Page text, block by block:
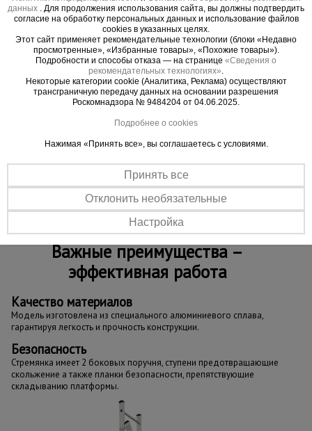
необходимости. Две алюминиевые планки
безопасности предохраняют платформу от
складывания, а специально сконструированные
ступени предотвращают скольжение. Широкая
траверса - гарантирует устойчивое положение
стремянки. Плоская задняя вертикальная опора
позволяет устанавливать платформу
максимально близко к необходимой
поверхности. Данная модель ориентирована на
отличается предельной простотой сборки и
разборки.
Важные преимущества –
эффективная работа
Качество материалов
Модель изготовлена из специального алюминиевого сплава,
гарантируя легкость и прочность конструкции.
Безопасность
Стремянка имеет 2 боковых поручня, ступени предотвращающие
скольжение а также планки безопасности, препятствующие
складыванию платформы.
данных . Для продолжения использования сайта, вы должны подтвердить
согласие на обработку персональных данных и использование файлов
cookies в указанных целях.
Этот сайт применяет рекомендательные технологии (блоки «Недавно
просмотренные», «Избранные товары», «Похожие товары»).
Подробности и способы отказа — на странице «Сведения о
рекомендательных технологиях».
Некоторые категории cookie (Аналитика, Реклама) осуществляют
трансграничную передачу данных на основании разрешения
Роскомнадзора № 9484204 от 04.06.2025.
Подробнее о cookies
Нажимая «Принять все», вы соглашаетесь с условиями.
Принять все
Отклонить необязательные
Настройка